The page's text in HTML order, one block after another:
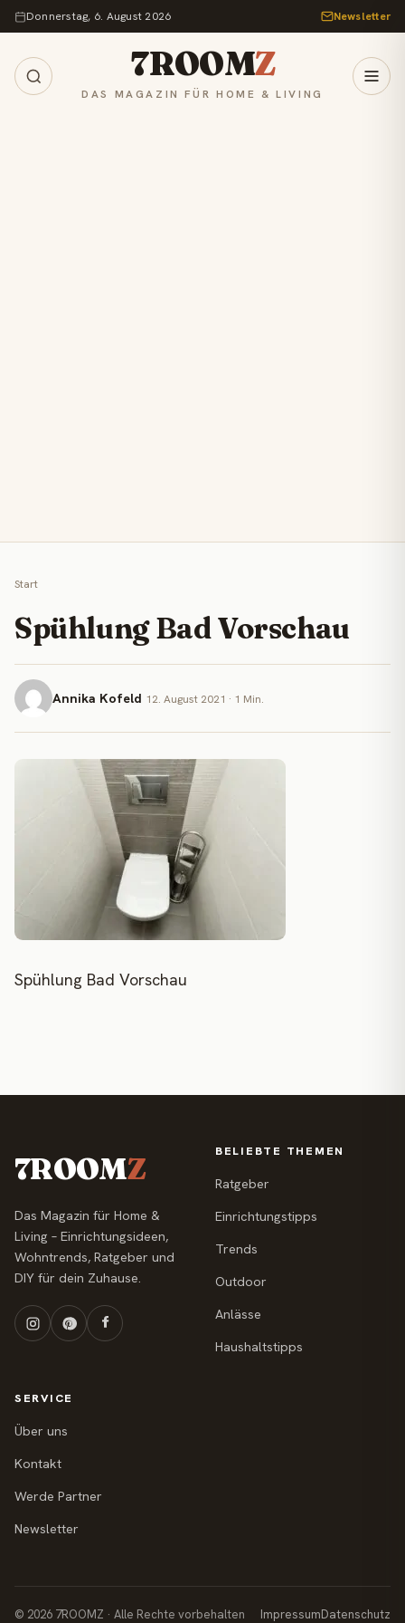
Zum Inhalt springen
Donnerstag, 6. August 2026 Newsletter
7ROOMZ
DAS MAGAZIN FÜR HOME & LIVING
Start
Spühlung Bad Vorschau
Annika Kofeld 12. August 2021 · 1 Min.
Spühlung Bad Vorschau
7ROOMZ
Das Magazin für Home &
Living – Einrichtungsideen,
Wohntrends, Ratgeber und
DIY für dein Zuhause.
BELIEBTE THEMEN
Ratgeber
Einrichtungstipps
Trends
Outdoor
Anlässe
Haushaltstipps
SERVICE
Über uns
Kontakt
Werde Partner
Newsletter
© 2026 7ROOMZ · Alle Rechte vorbehalten ImpressumDatenschutz